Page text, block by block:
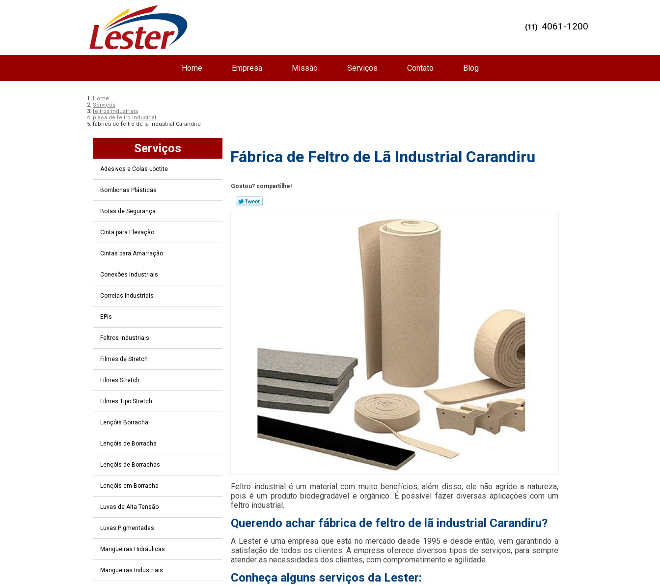
Home Empresa Missão Serviços Contato Blog
(11) 4061-1200
Home
Serviços
feltros industriais
placa de feltro industrial
fábrica de feltro de lã industrial Carandiru
Serviços
Adesivos e Colas Loctite
Bombonas Plásticas
Botas de Segurança
Cinta para Elevação
Cintas para Amarração
Conexões Industriais
Correias Industriais
EPIs
Feltros Industriais
Filmes de Stretch
Filmes Stretch
Filmes Tipo Stretch
Lençóis Borracha
Lençóis de Borracha
Lençóis de Borrachas
Lençóis em Borracha
Luvas de Alta Tensão
Luvas Pigmentadas
Mangueiras Hidráulicas
Mangueiras Industriais
Fábrica de Feltro de Lã Industrial Carandiru
Gostou? compartilhe!
Feltro industrial é um material com muito benefícios, além disso, ele não agride a natureza,
pois é um produto biodegradável e orgânico. É possível fazer diversas aplicações com um
feltro industrial.
Querendo achar fábrica de feltro de lã industrial Carandiru?
A Lester é uma empresa que está no mercado desde 1995 e desde então, vem garantindo a
satisfação de todos os clientes. A empresa oferece diversos tipos de serviços, para sempre
atender as necessidades dos clientes, com comprometimento e agilidade.
Conheça alguns serviços da Lester: